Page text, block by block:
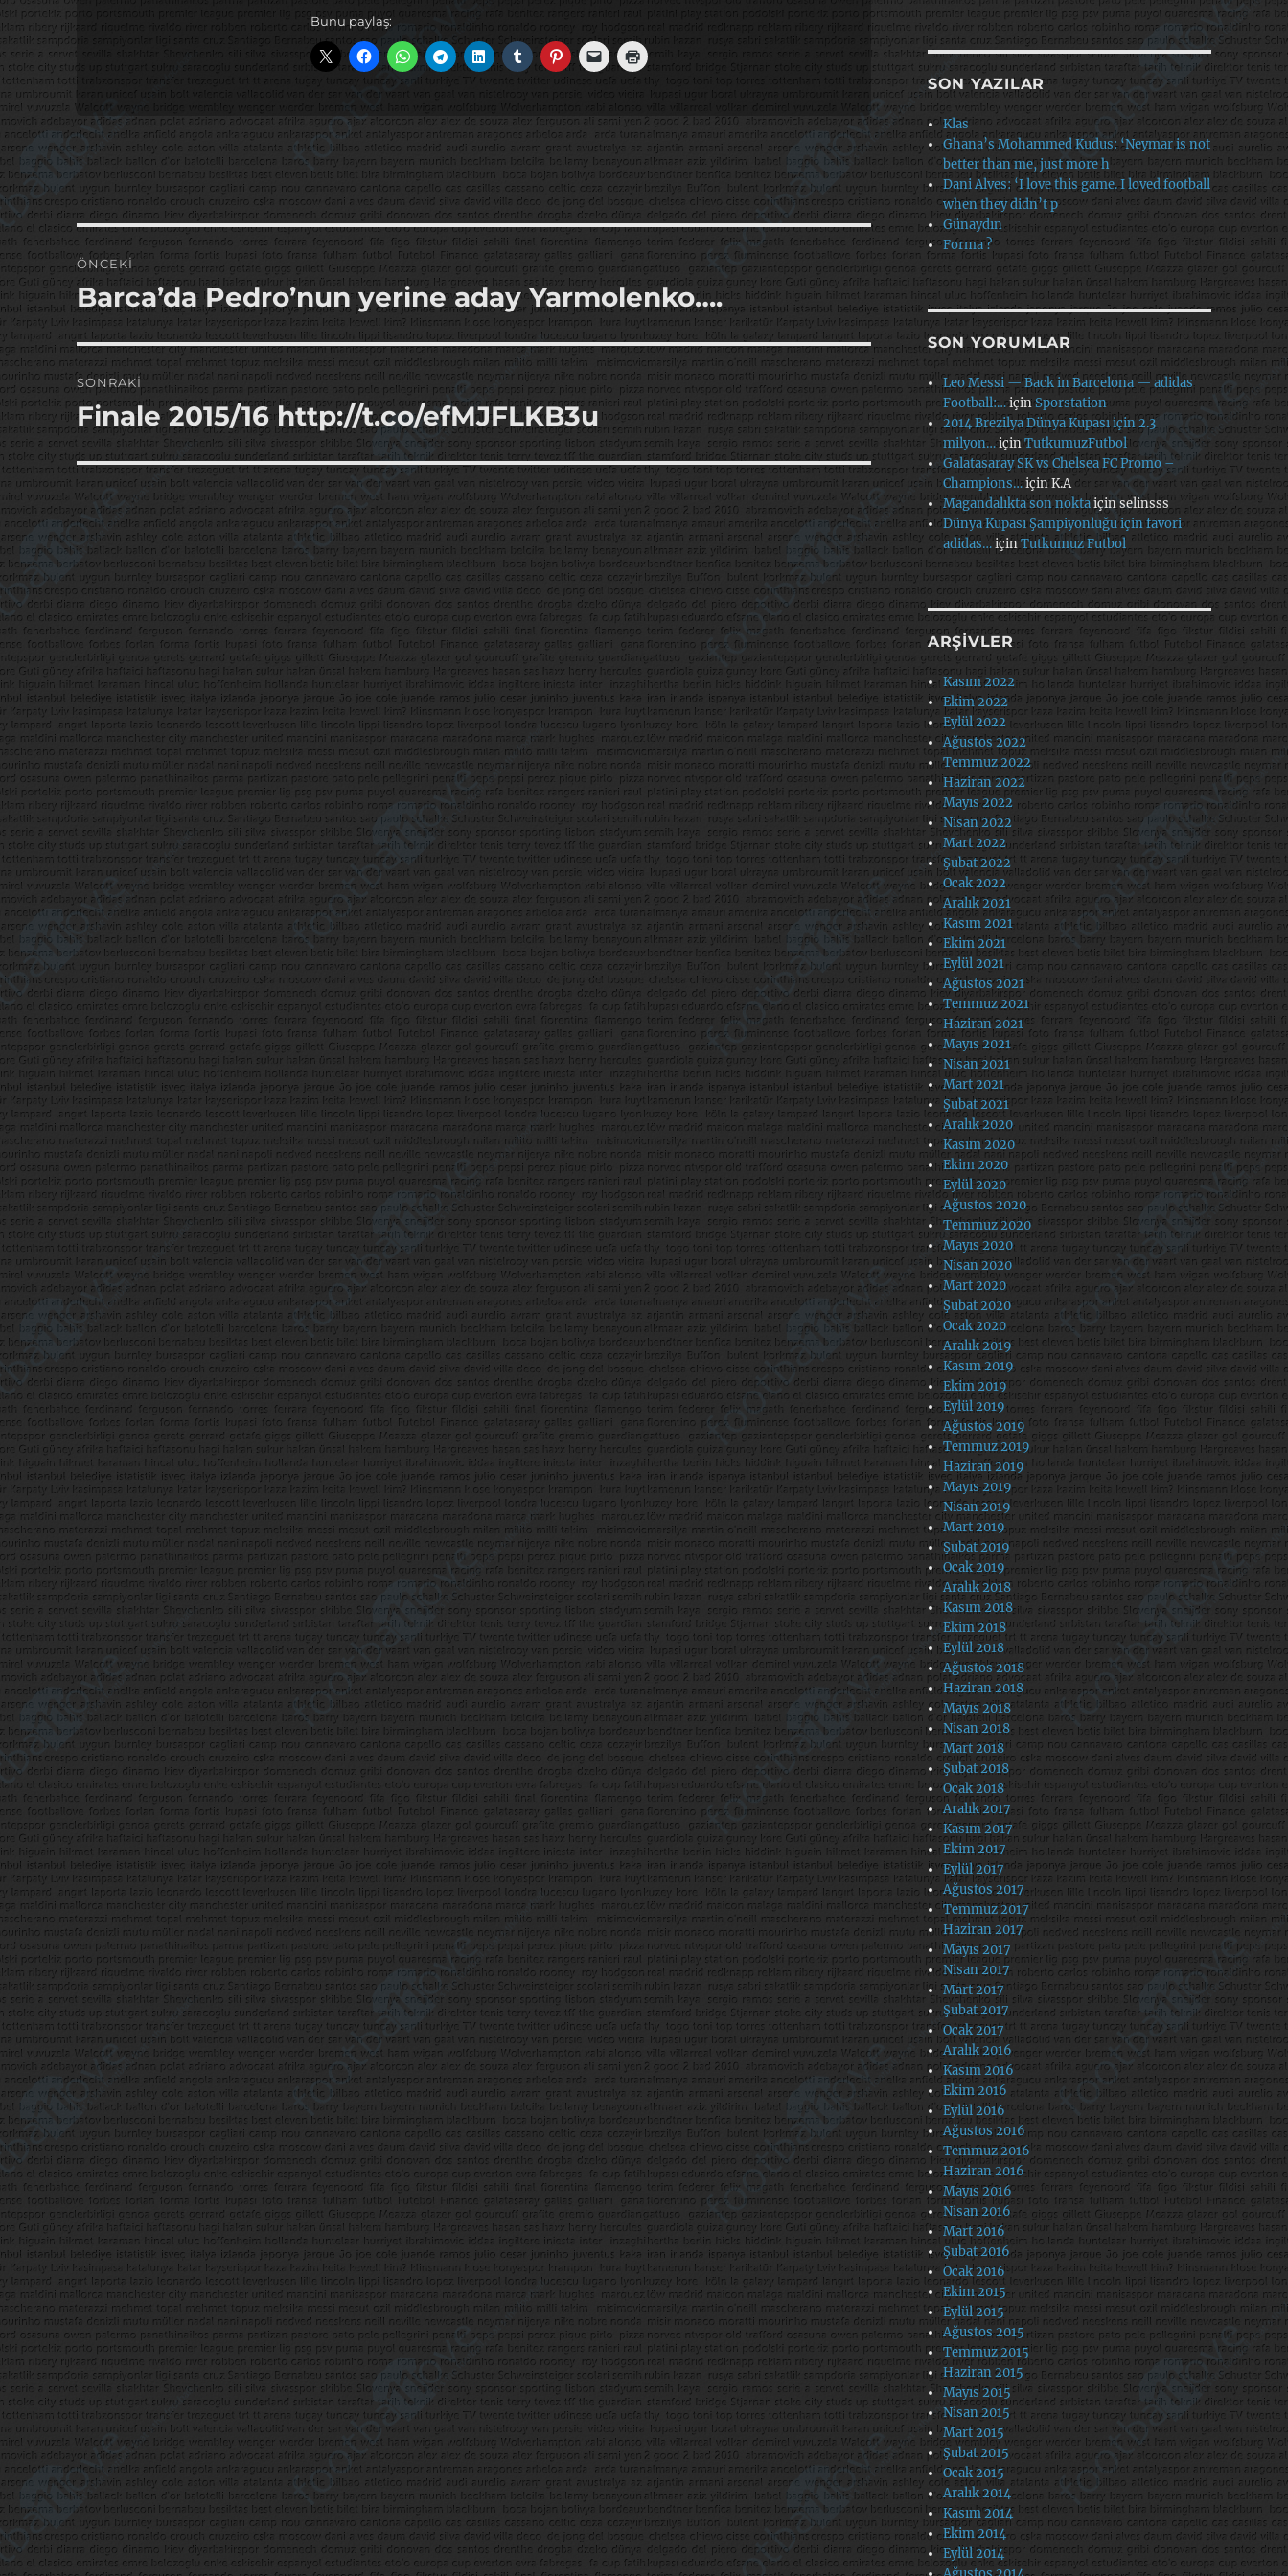
Bunu paylaş:
Yazı
gezinmesi
ÖNCEKI
Önceki
yazı:
Barca’da Pedro’nun yerine aday Yarmolenko….
SONRAKI
Sonraki
yazı:
Finale 2015/16 http://t.co/efMJFLKB3u
SON YAZILAR
Klas
Ghana’s Mohammed Kudus: ‘Neymar is not
better than me, just more h
Dani Alves: ‘I love this game. I loved football
when they didn’t p
Günaydın
Forma ?
SON YORUMLAR
Leo Messi — Back in Barcelona — adidas
Football:…içinSporstation
2014 Brezilya Dünya Kupası için 2.3
milyon…içinTutkumuzFutbol
Galatasaray SK vs Chelsea FC Promo –
Champions…içinK.A
Magandalıkta son noktaiçinselinsss
Dünya Kupası Şampiyonluğu için favori
adidas…içinTutkumuz Futbol
ARŞIVLER
Kasım 2022
Ekim 2022
Eylül 2022
Ağustos 2022
Temmuz 2022
Haziran 2022
Mayıs 2022
Nisan 2022
Mart 2022
Şubat 2022
Ocak 2022
Aralık 2021
Kasım 2021
Ekim 2021
Eylül 2021
Ağustos 2021
Temmuz 2021
Haziran 2021
Mayıs 2021
Nisan 2021
Mart 2021
Şubat 2021
Aralık 2020
Kasım 2020
Ekim 2020
Eylül 2020
Ağustos 2020
Temmuz 2020
Mayıs 2020
Nisan 2020
Mart 2020
Şubat 2020
Ocak 2020
Aralık 2019
Kasım 2019
Ekim 2019
Eylül 2019
Ağustos 2019
Temmuz 2019
Haziran 2019
Mayıs 2019
Nisan 2019
Mart 2019
Şubat 2019
Ocak 2019
Aralık 2018
Kasım 2018
Ekim 2018
Eylül 2018
Ağustos 2018
Haziran 2018
Mayıs 2018
Nisan 2018
Mart 2018
Şubat 2018
Ocak 2018
Aralık 2017
Kasım 2017
Ekim 2017
Eylül 2017
Ağustos 2017
Temmuz 2017
Haziran 2017
Mayıs 2017
Nisan 2017
Mart 2017
Şubat 2017
Ocak 2017
Aralık 2016
Kasım 2016
Ekim 2016
Eylül 2016
Ağustos 2016
Temmuz 2016
Haziran 2016
Mayıs 2016
Nisan 2016
Mart 2016
Şubat 2016
Ocak 2016
Ekim 2015
Eylül 2015
Ağustos 2015
Temmuz 2015
Haziran 2015
Mayıs 2015
Nisan 2015
Mart 2015
Şubat 2015
Ocak 2015
Aralık 2014
Kasım 2014
Ekim 2014
Eylül 2014